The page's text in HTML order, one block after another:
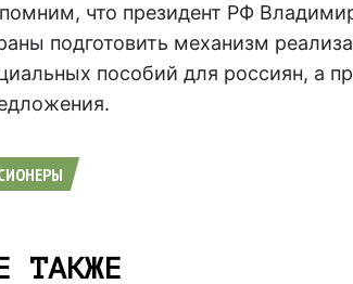
что президент РФ
подготовить механизм
пособий для россиян, а
ТАКЖЕ